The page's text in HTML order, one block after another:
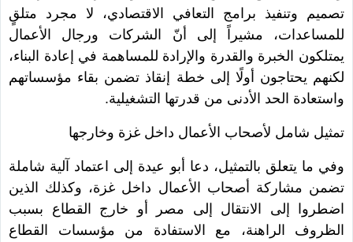
تصميم وتنفيذ برامج التعافي الاقتصادي، لا مجرد متلقٍ
للمساعدات، مشيراً إلى أنّ الشركات ورجال الأعمال
يمتلكون الخبرة والقدرة والإرادة للمساهمة في إعادة البناء،
لكنهم يحتاجون أولًا إلى خطة إنقاذ تضمن بقاء مؤسساتهم
واستعادة الحد الأدنى من قدرتها التشغيلية.
تمثيل شامل لأصحاب الأعمال داخل غزة وخارجها
وفي ما يتعلق بالتمثيل، دعا أبو عيدة إلى اعتماد آلية شاملة
تضمن مشاركة أصحاب الأعمال داخل غزة، وكذلك الذين
اضطروا إلى الانتقال إلى مصر أو خارج القطاع بسبب
الظروف الراهنة، مع الاستفادة من مؤسسات القطاع